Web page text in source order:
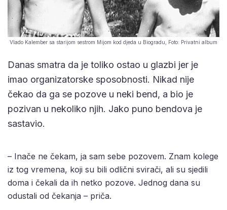
Vlado Kalember sa starijom sestrom Mijom kod djeda u Biogradu, Foto: Privatni album
Danas smatra da je toliko ostao u glazbi jer je
imao organizatorske sposobnosti. Nikad nije
čekao da ga se pozove u neki bend, a bio je
pozivan u nekoliko njih. Jako puno bendova je
sastavio.
– Inače ne čekam, ja sam sebe pozovem. Znam kolege
iz tog vremena, koji su bili odlični svirači, ali su sjedili
doma i čekali da ih netko pozove. Jednog dana su
odustali od čekanja – priča.